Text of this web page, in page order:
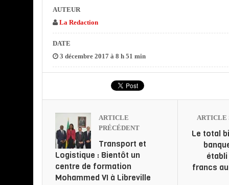
AUTEUR
La Redaction
DATE
3 décembre 2017 à 8 h 51 min
ARTICLE
PRÉCÉDENT
Transport et
Logistique : Bientôt un
centre de formation
Mohammed VI à Libreville
ARTICLE
Le total
francs